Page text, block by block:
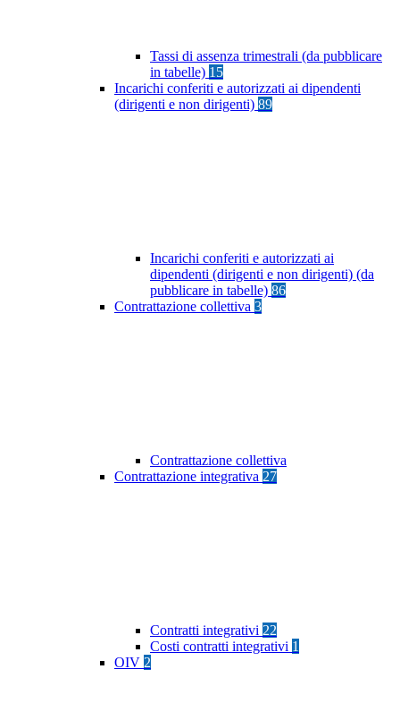
Tassi di assenza trimestrali (da pubblicare
in tabelle) 15
Incarichi conferiti e autorizzati ai dipendenti
(dirigenti e non dirigenti) 89
Incarichi conferiti e autorizzati ai
dipendenti (dirigenti e non dirigenti) (da
pubblicare in tabelle) 86
Contrattazione collettiva 3
Contrattazione collettiva
Contrattazione integrativa 27
Contratti integrativi 22
Costi contratti integrativi 1
OIV 2